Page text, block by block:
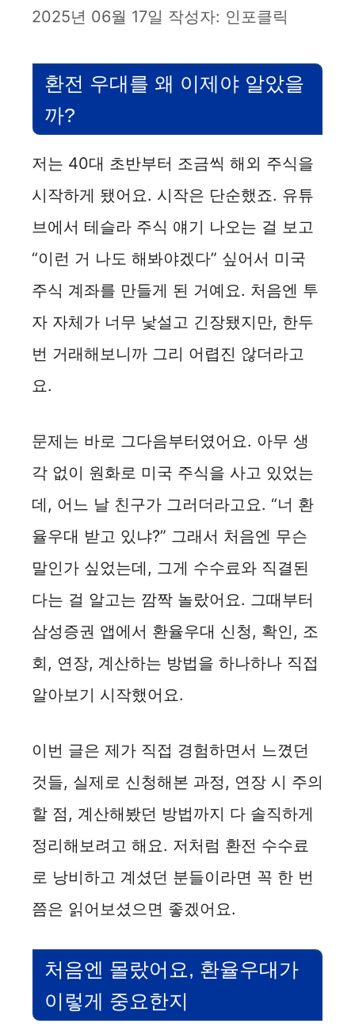
2025년 06월 17일 작성자: 인포클릭
환전 우대를 왜 이제야 알았을
까?
저는 40대 초반부터 조금씩 해외 주식을
시작하게 됐어요. 시작은 단순했죠. 유튜
브에서 테슬라 주식 얘기 나오는 걸 보고
“이런 거 나도 해봐야겠다” 싶어서 미국
주식 계좌를 만들게 된 거예요. 처음엔 투
자 자체가 너무 낯설고 긴장됐지만, 한두
번 거래해보니까 그리 어렵진 않더라고
요.
문제는 바로 그다음부터였어요. 아무 생
각 없이 원화로 미국 주식을 사고 있었는
데, 어느 날 친구가 그러더라고요. “너 환
율우대 받고 있냐?” 그래서 처음엔 무슨
말인가 싶었는데, 그게 수수료와 직결된
다는 걸 알고는 깜짝 놀랐어요. 그때부터
삼성증권 앱에서 환율우대 신청, 확인, 조
회, 연장, 계산하는 방법을 하나하나 직접
알아보기 시작했어요.
이번 글은 제가 직접 경험하면서 느꼈던
것들, 실제로 신청해본 과정, 연장 시 주의
할 점, 계산해봤던 방법까지 다 솔직하게
정리해보려고 해요. 저처럼 환전 수수료
로 낭비하고 계셨던 분들이라면 꼭 한 번
쯤은 읽어보셨으면 좋겠어요.
처음엔 몰랐어요, 환율우대가
이렇게 중요한지